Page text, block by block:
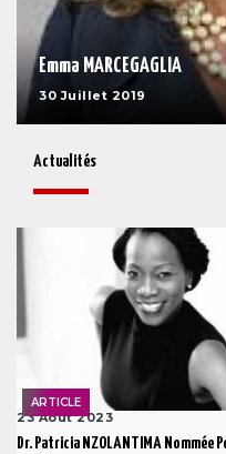
Emma MARCEGAGLIA
30 Juillet 2019
Actualités
ARTICLE
23 Août 2023
Dr. Patricia NZOLANTIMA Nommée